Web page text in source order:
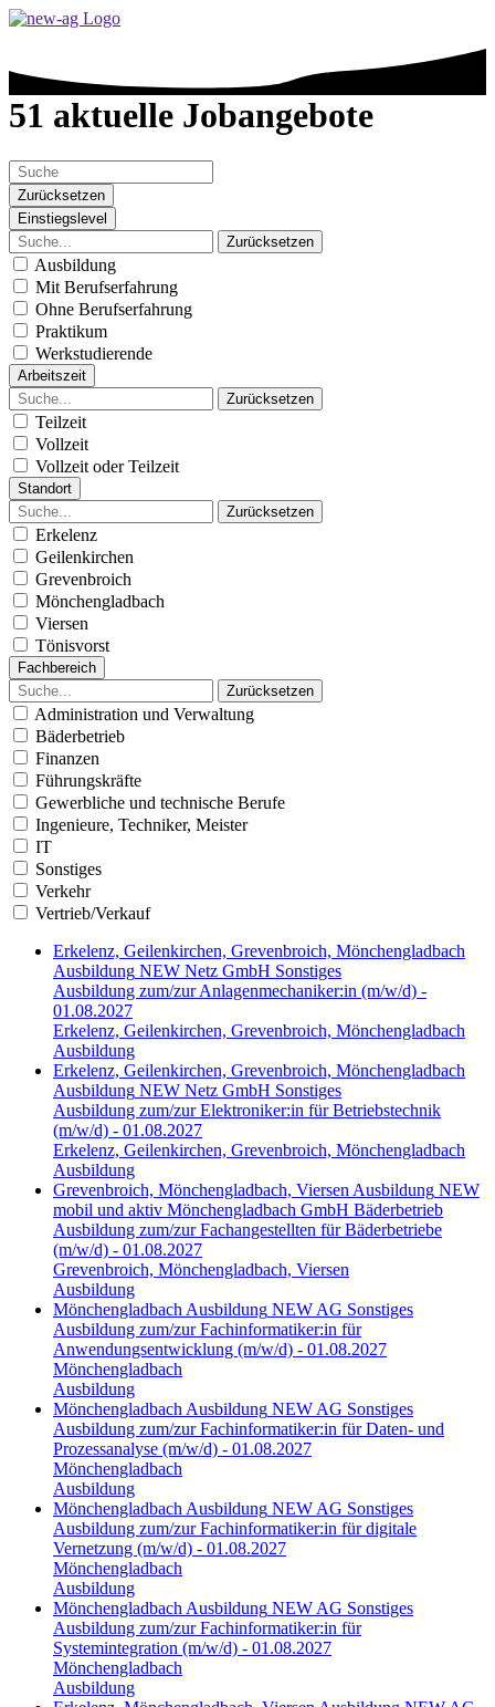
51 aktuelle Jobangebote
Zurücksetzen
Einstiegslevel
Zurücksetzen
Ausbildung
Mit Berufserfahrung
Ohne Berufserfahrung
Praktikum
Werkstudierende
Arbeitszeit
Zurücksetzen
Teilzeit
Vollzeit
Vollzeit oder Teilzeit
Standort
Zurücksetzen
Erkelenz
Geilenkirchen
Grevenbroich
Mönchengladbach
Viersen
Tönisvorst
Fachbereich
Zurücksetzen
Administration und Verwaltung
Bäderbetrieb
Finanzen
Führungskräfte
Gewerbliche und technische Berufe
Ingenieure, Techniker, Meister
IT
Sonstiges
Verkehr
Vertrieb/Verkauf
Erkelenz, Geilenkirchen, Grevenbroich, Mönchengladbach
Ausbildung NEW Netz GmbH Sonstiges
Ausbildung zum/zur Anlagenmechaniker:in (m/w/d) -
01.08.2027
Erkelenz, Geilenkirchen, Grevenbroich, Mönchengladbach
Ausbildung
Erkelenz, Geilenkirchen, Grevenbroich, Mönchengladbach
Ausbildung NEW Netz GmbH Sonstiges
Ausbildung zum/zur Elektroniker:in für Betriebstechnik
(m/w/d) - 01.08.2027
Erkelenz, Geilenkirchen, Grevenbroich, Mönchengladbach
Ausbildung
Grevenbroich, Mönchengladbach, Viersen Ausbildung NEW
mobil und aktiv Mönchengladbach GmbH Bäderbetrieb
Ausbildung zum/zur Fachangestellten für Bäderbetriebe
(m/w/d) - 01.08.2027
Grevenbroich, Mönchengladbach, Viersen
Ausbildung
Mönchengladbach Ausbildung NEW AG Sonstiges
Ausbildung zum/zur Fachinformatiker:in für
Anwendungsentwicklung (m/w/d) - 01.08.2027
Mönchengladbach
Ausbildung
Mönchengladbach Ausbildung NEW AG Sonstiges
Ausbildung zum/zur Fachinformatiker:in für Daten- und
Prozessanalyse (m/w/d) - 01.08.2027
Mönchengladbach
Ausbildung
Mönchengladbach Ausbildung NEW AG Sonstiges
Ausbildung zum/zur Fachinformatiker:in für digitale
Vernetzung (m/w/d) - 01.08.2027
Mönchengladbach
Ausbildung
Mönchengladbach Ausbildung NEW AG Sonstiges
Ausbildung zum/zur Fachinformatiker:in für
Systemintegration (m/w/d) - 01.08.2027
Mönchengladbach
Ausbildung